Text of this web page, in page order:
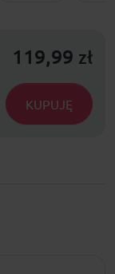
119,99 zł
KUPUJĘ